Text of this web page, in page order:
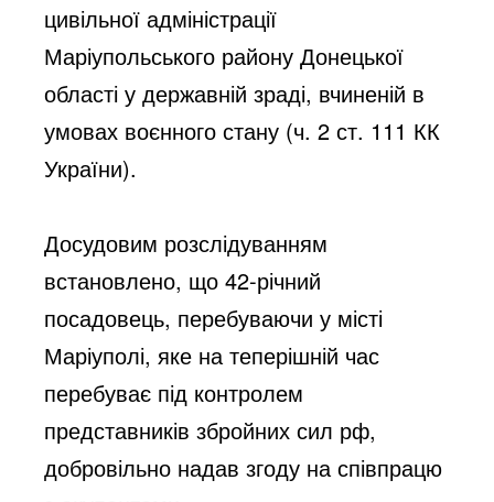
цивільної адміністрації
Маріупольського району Донецької
області у державній зраді, вчиненій в
умовах воєнного стану (ч. 2 ст. 111 КК
України).
Досудовим розслідуванням
встановлено, що 42-річний
посадовець, перебуваючи у місті
Маріуполі, яке на теперішній час
перебуває під контролем
представників збройних сил рф,
добровільно надав згоду на співпрацю